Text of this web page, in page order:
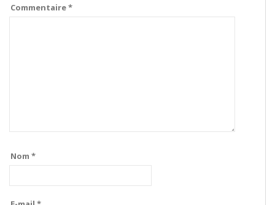
Commentaire*
Nom *